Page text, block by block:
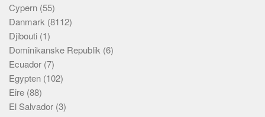
Cypern (55)
Danmark (8112)
Djibouti (1)
Dominikanske Republik (6)
Ecuador (7)
Egypten (102)
Eire (88)
El Salvador (3)